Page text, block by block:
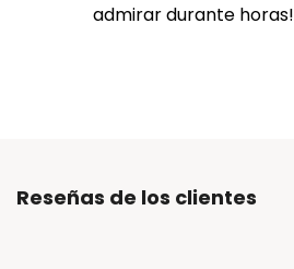
admirar durante horas!
Reseñas de los clientes